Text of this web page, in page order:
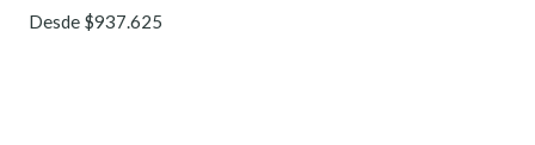
Desde $937.625